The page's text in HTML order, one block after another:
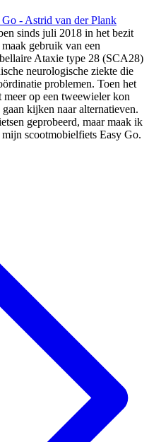
- Astrid van der Plank
sinds juli 2018 in het bezit
gebruik van een
Ataxie type 28 (SCA28)
neurologische ziekte die
problemen. Toen het
op een tweewieler kon
kijken naar alternatieven.
geprobeerd, maar maak ik
scootmobielfiets Easy Go.